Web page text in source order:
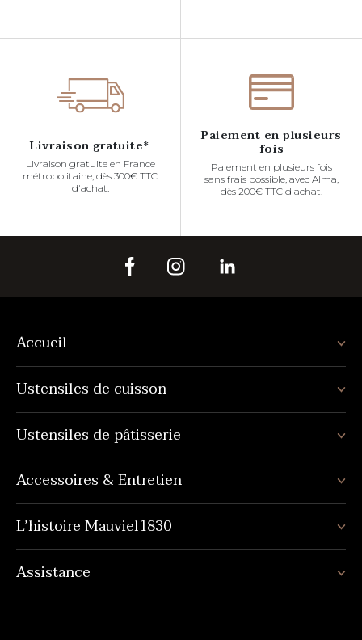
Livraison gratuite*
Livraison gratuite en France
métropolitaine, dès 300€ TTC
d'achat.
Paiement en plusieurs
fois
Paiement en plusieurs fois
sans frais possible, avec Alma,
dès 200€ TTC d'achat.
Accueil
Ustensiles de cuisson
Ustensiles de pâtisserie
Accessoires & Entretien
L’histoire Mauviel1830
Assistance